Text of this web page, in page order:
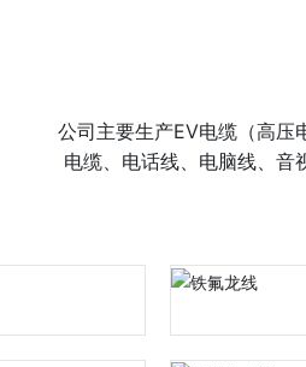
公司主要生产EV电缆（高压
电缆、电话线、电脑线、音